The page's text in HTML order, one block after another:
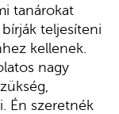
tanárokat
teljesíteni
kellenek.
nagy
Én szeretnék